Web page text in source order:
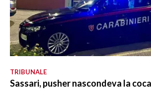
TRIBUNALE
Sassari, pusher nascondeva la